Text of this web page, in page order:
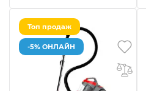
Топ продаж
-5% ОНЛАЙН